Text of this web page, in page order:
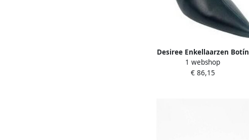
Desiree Enkellaarzen Botín
señora rabat 7 negro
1 webshop
€ 86,15